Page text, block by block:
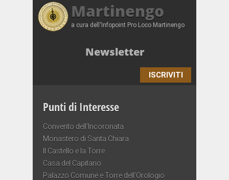
Martinengo
a cura dell'Infopoint Pro Loco Martinengo
Newsletter
ISCRIVITI
Punti di Interesse
Convento dell’Incoronata
Monastero di Santa Chiara
Il Castello e la Torre
Casa del Capitano
Palazzo Comune e Torre dell’Orologio